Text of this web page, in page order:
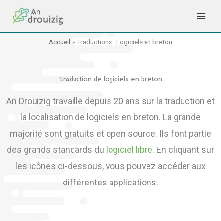
Accueil
Traductions : Logiciels en breton
Traduction de logiciels en breton
An Drouizig travaille depuis 20 ans sur la traduction et
la localisation de logiciels en breton. La grande
majorité sont gratuits et open source. Ils font partie
des grands standards du logiciel libre. En cliquant sur
les icônes ci-dessous, vous pouvez accéder aux
différentes applications.